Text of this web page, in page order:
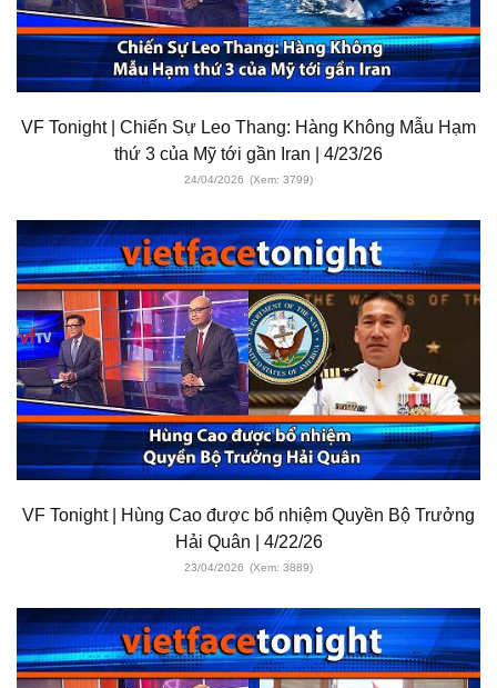
VF Tonight | Chiến Sự Leo Thang: Hàng Không Mẫu Hạm
thứ 3 của Mỹ tới gần Iran | 4/23/26
24/04/2026 (Xem: 3799)
VF Tonight | Hùng Cao được bổ nhiệm Quyền Bộ Trưởng
Hải Quân | 4/22/26
23/04/2026 (Xem: 3889)